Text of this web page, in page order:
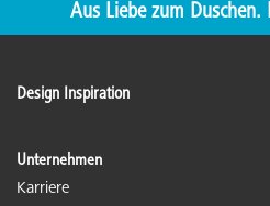
Aus Liebe zum Duschen.
Design Inspiration
Unternehmen
Karriere